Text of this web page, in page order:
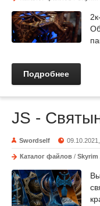
Подробнее
JS -
Swordself
Каталог файлов / Skyrim